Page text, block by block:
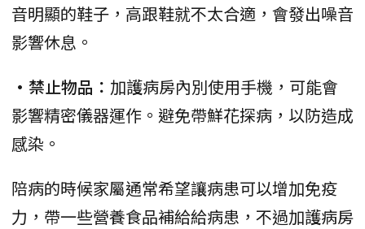
音明顯的鞋子，高跟鞋就不太合適，會發出噪音
影響休息。
•禁止物品： 加護病房內別使用手機，可能會
影響精密儀器運作。避免帶鮮花探病，以防造成
感染。
陪病的時候家屬通常希望讓病患可以增加免疫
力，帶一些營養食品補給給病患，不過加護病房